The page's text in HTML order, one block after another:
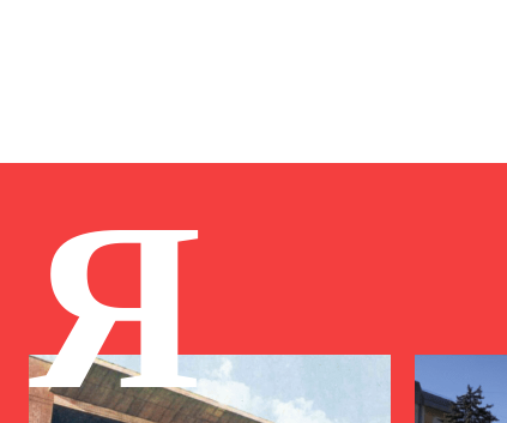
Я